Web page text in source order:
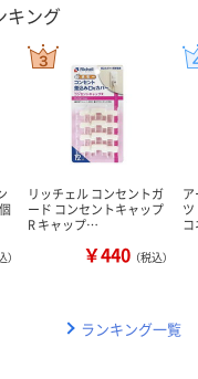
キング
）
リッチェル コンセントガ
ード コンセントキャップ
R キャップ…
￥440 （税込）
ツ
ランキング一覧